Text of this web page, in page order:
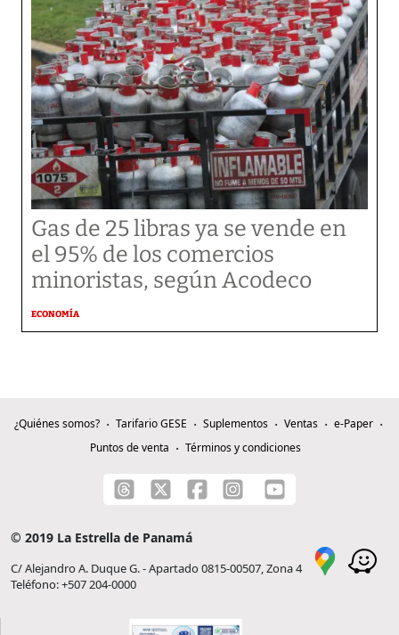
Gas de 25 libras ya se vende en
el 95% de los comercios
minoristas, según Acodeco
ECONOMÍA
¿Quiénes somos? Tarifario GESE Suplementos Ventas
e-Paper
Puntos de venta
Términos y condiciones
© 2019 La Estrella de Panamá
C/ Alejandro A. Duque G. - Apartado 0815-00507, Zona 4
Teléfono: +507 204-0000